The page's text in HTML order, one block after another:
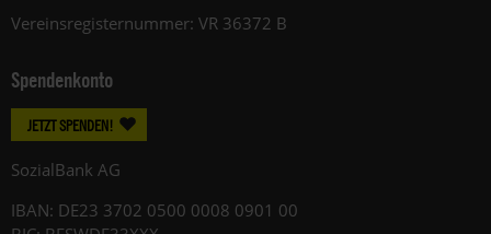
Vereinsregisternummer: VR 36372 B
Spendenkonto
JETZT SPENDEN!
SozialBank AG
IBAN: DE23 3702 0500 0008 0901 00